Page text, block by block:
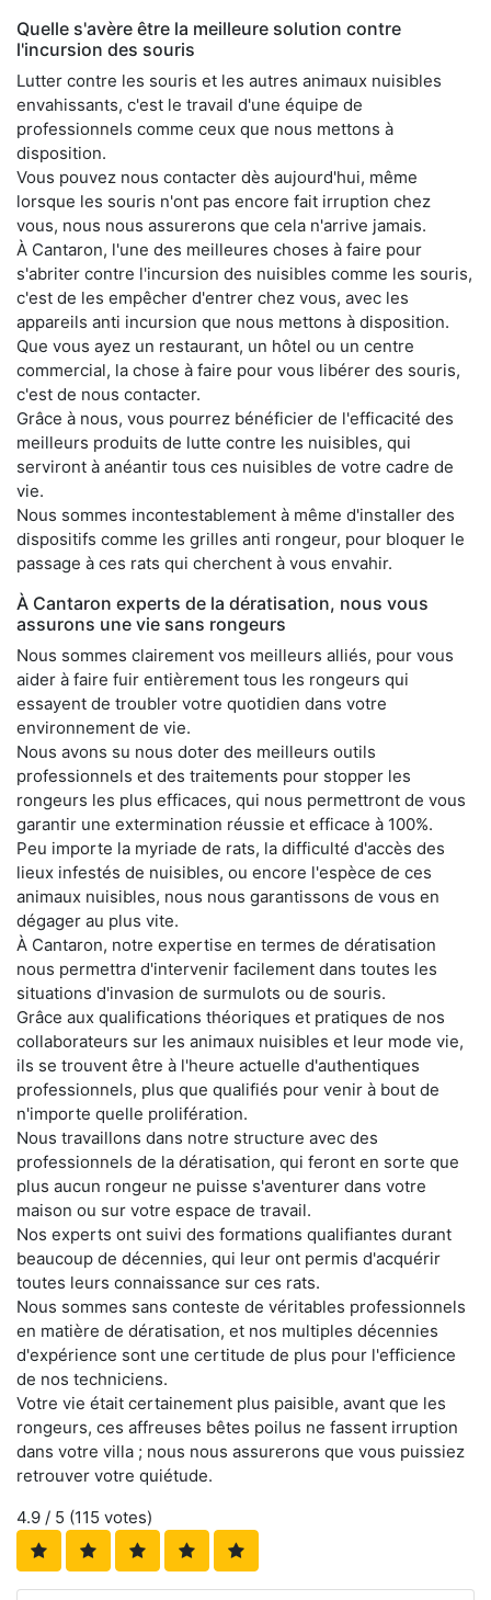
Quelle s'avère être la meilleure solution contre
l'incursion des souris
Lutter contre les souris et les autres animaux nuisibles
envahissants, c'est le travail d'une équipe de
professionnels comme ceux que nous mettons à
disposition.
Vous pouvez nous contacter dès aujourd'hui, même
lorsque les souris n'ont pas encore fait irruption chez
vous, nous nous assurerons que cela n'arrive jamais.
À Cantaron, l'une des meilleures choses à faire pour
s'abriter contre l'incursion des nuisibles comme les souris,
c'est de les empêcher d'entrer chez vous, avec les
appareils anti incursion que nous mettons à disposition.
Que vous ayez un restaurant, un hôtel ou un centre
commercial, la chose à faire pour vous libérer des souris,
c'est de nous contacter.
Grâce à nous, vous pourrez bénéficier de l'efficacité des
meilleurs produits de lutte contre les nuisibles, qui
serviront à anéantir tous ces nuisibles de votre cadre de
vie.
Nous sommes incontestablement à même d'installer des
dispositifs comme les grilles anti rongeur, pour bloquer le
passage à ces rats qui cherchent à vous envahir.
À Cantaron experts de la dératisation, nous vous
assurons une vie sans rongeurs
Nous sommes clairement vos meilleurs alliés, pour vous
aider à faire fuir entièrement tous les rongeurs qui
essayent de troubler votre quotidien dans votre
environnement de vie.
Nous avons su nous doter des meilleurs outils
professionnels et des traitements pour stopper les
rongeurs les plus efficaces, qui nous permettront de vous
garantir une extermination réussie et efficace à 100%.
Peu importe la myriade de rats, la difficulté d'accès des
lieux infestés de nuisibles, ou encore l'espèce de ces
animaux nuisibles, nous nous garantissons de vous en
dégager au plus vite.
À Cantaron, notre expertise en termes de dératisation
nous permettra d'intervenir facilement dans toutes les
situations d'invasion de surmulots ou de souris.
Grâce aux qualifications théoriques et pratiques de nos
collaborateurs sur les animaux nuisibles et leur mode vie,
ils se trouvent être à l'heure actuelle d'authentiques
professionnels, plus que qualifiés pour venir à bout de
n'importe quelle prolifération.
Nous travaillons dans notre structure avec des
professionnels de la dératisation, qui feront en sorte que
plus aucun rongeur ne puisse s'aventurer dans votre
maison ou sur votre espace de travail.
Nos experts ont suivi des formations qualifiantes durant
beaucoup de décennies, qui leur ont permis d'acquérir
toutes leurs connaissance sur ces rats.
Nous sommes sans conteste de véritables professionnels
en matière de dératisation, et nos multiples décennies
d'expérience sont une certitude de plus pour l'efficience
de nos techniciens.
Votre vie était certainement plus paisible, avant que les
rongeurs, ces affreuses bêtes poilus ne fassent irruption
dans votre villa ; nous nous assurerons que vous puissiez
retrouver votre quiétude.
4.9 / 5 (115 votes)